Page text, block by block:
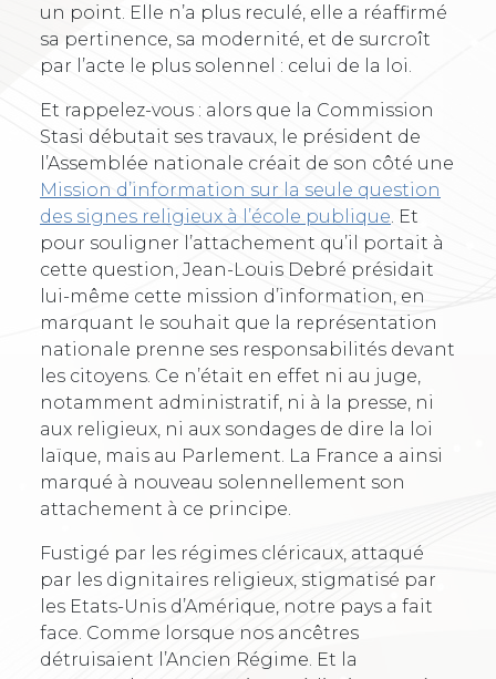
un point. Elle n’a plus reculé, elle a réaffirmé
sa pertinence, sa modernité, et de surcroît
par l’acte le plus solennel : celui de la loi.
Et rappelez-vous : alors que la Commission
Stasi débutait ses travaux, le président de
l’Assemblée nationale créait de son côté une
Mission d’information sur la seule question
des signes religieux à l’école publique . Et
pour souligner l’attachement qu’il portait à
cette question, Jean-Louis Debré présidait
lui-même cette mission d’information, en
marquant le souhait que la représentation
nationale prenne ses responsabilités devant
les citoyens. Ce n’était en effet ni au juge,
notamment administratif, ni à la presse, ni
aux religieux, ni aux sondages de dire la loi
laïque, mais au Parlement. La France a ainsi
marqué à nouveau solennellement son
attachement à ce principe.
Fustigé par les régimes cléricaux, attaqué
par les dignitaires religieux, stigmatisé par
les Etats-Unis d’Amérique, notre pays a fait
face. Comme lorsque nos ancêtres
détruisaient l’Ancien Régime. Et la